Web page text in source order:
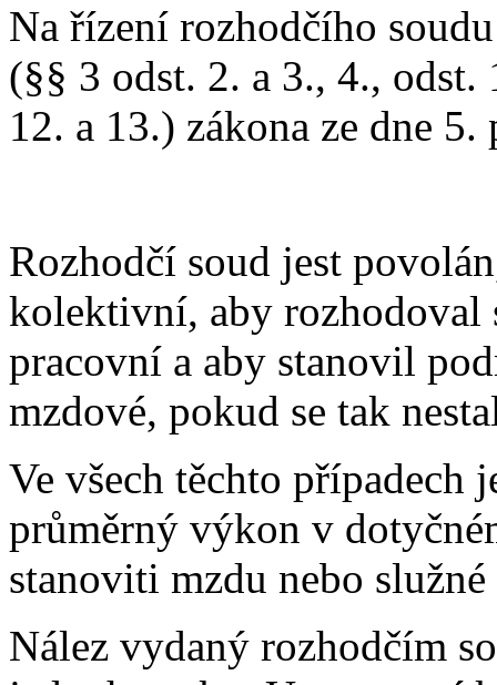
Na řízení rozhodčího
(§§ 3 odst. 2. a 3., 4.,
12. a 13.) zákona ze dne
Rozhodčí soud jest
kolektivní, aby rozhodoval
pracovní a aby stanovil
mzdové, pokud se tak
Ve všech těchto případech
průměrný výkon v
stanoviti mzdu nebo
Nález vydaný rozhodčím